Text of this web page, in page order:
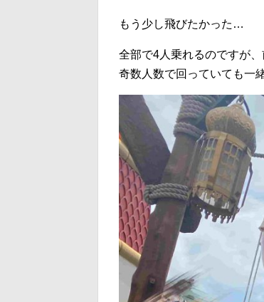
もう少し飛びたかった…
全部で4人乗れるのですが
奇数人数で回っていても一